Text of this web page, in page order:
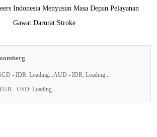
Indonesia Menyusun Masa Depan Pelayanan
Gawat Darurat Stroke
- IDR: Loading... AUD - IDR: Loading...
EUR - USD: Loading...